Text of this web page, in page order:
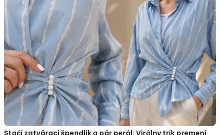
Stačí zatvárací špendlík a pár perál: Virálny trik premení